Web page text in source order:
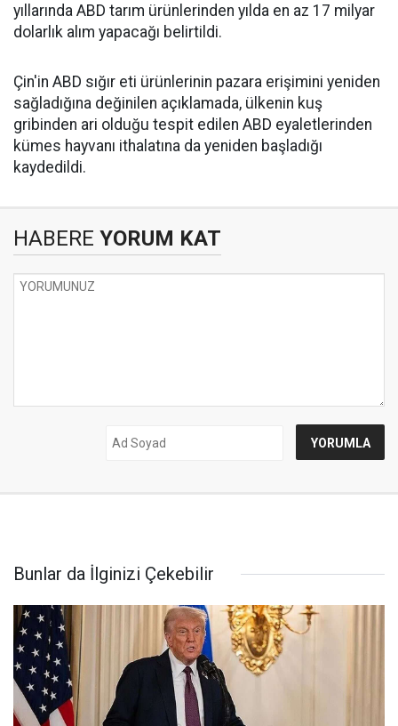
yıllarında ABD tarım ürünlerinden yılda en az 17 milyar
dolarlık alım yapacağı belirtildi.
Çin'in ABD sığır eti ürünlerinin pazara erişimini yeniden
sağladığına değinilen açıklamada, ülkenin kuş
gribinden ari olduğu tespit edilen ABD eyaletlerinden
kümes hayvanı ithalatına da yeniden başladığı
kaydedildi.
HABERE YORUM KAT
Bunlar da İlginizi Çekebilir